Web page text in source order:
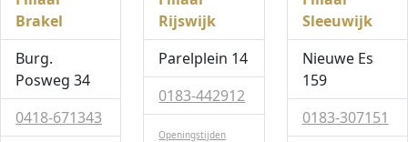
Brakel
Burg.
Posweg 34
0418-671343
Rijswijk
Parelplein 14
0183-442912
Openingstijden
Sleeuwijk
Nieuwe Es
159
0183-307151